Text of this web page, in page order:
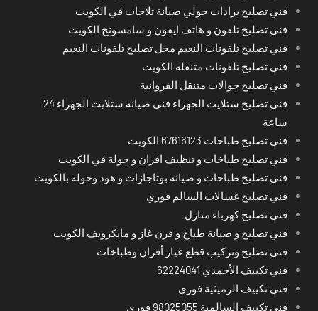
فني تصليح برادات حولي صيانة ثلاجات في الكويت
فني تصليح تلفون و هاتف ايفون و سامسونج الكويت
فني تصليح تلفونات النعيم محل تصليح تلفونات النعيم
فني تصليح تلفونات متنقلة الكويت
فني تصليح جوالات متنقل الفروانية
فني تصليح ستلايت الجهراء فني صيانة ستلايت الجهراء 24
ساعة
فني تصليح طباخات 67616123 الكويت
فني تصليح طباخات و تنظيف افران و جولة في الكويت
فني تصليح طباخات و صيانة بوتاجازات و هود وجولة بالكويت
فني تصليح غسالات السالم فوري
فني تصليح كهرباء منازل
فني تصليح و صيانة طباخ و فرن غاز و مايكرويف الكويت
فني تصليح وتركيب قطع غيار أفران وطباخات
فني تكييف الأحمدي 62224041
فني تكييف الرميثية فوري
فني تكييف السالمية 98025055 فوري